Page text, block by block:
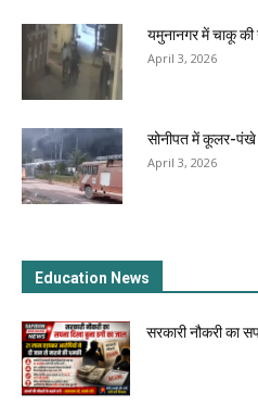
यमुनानगर में चाकू
April 3, 2026
सोनीपत में कूलर-पंखे
April 3, 2026
Education News
सरकारी नौकरी का